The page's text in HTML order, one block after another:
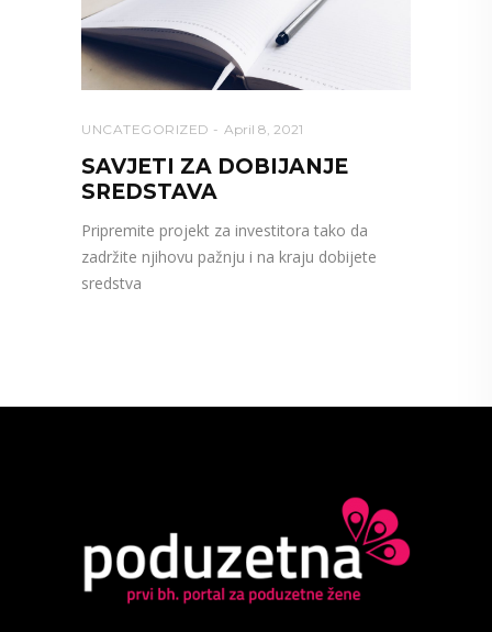
UNCATEGORIZED April 8, 2021
SAVJETI ZA DOBIJANJE
SREDSTAVA
Pripremite projekt za investitora tako da
zadržite njihovu pažnju i na kraju dobijete
sredstva